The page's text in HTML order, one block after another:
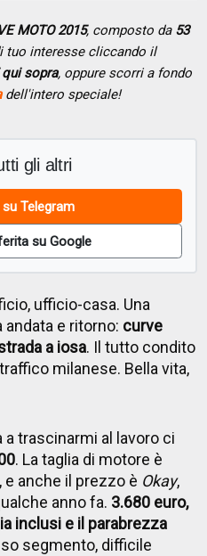
MOTO 2015, composto da 53
tuo interesse cliccando il
qui sopra, oppure scorri a fondo
dell'intero speciale!
gli altri
Telegram
su Google
ufficio-casa. Una
e ritorno: curve
a iosa. Il tutto condito
milanese. Bella vita,
a trascinarmi al lavoro ci
. La taglia di motore è
anche il prezzo è Okay,
anno fa. 3.680 euro,
inclusi e il parabrezza
segmento, difficile